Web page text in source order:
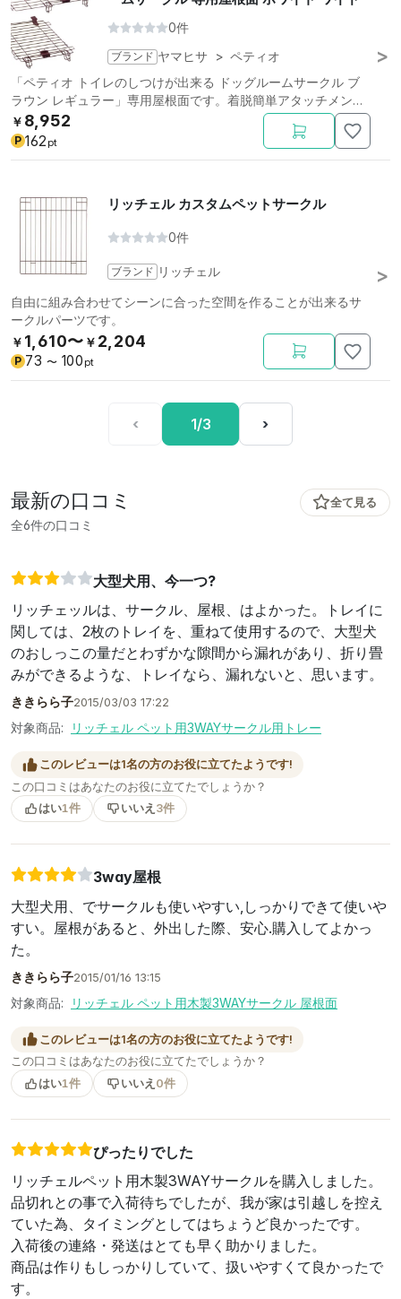
0件
ブランド ヤマヒサ > ペティオ
「ペティオ トイレのしつけが出来る ドッグルームサークル ブ
ラウン レギュラー」専用屋根面です。着脱簡単アタッチメント
付き。
￥ 8,952
P 162 pt
リッチェル カスタムペットサークル
0件
ブランド リッチェル
自由に組み合わせてシーンに合った空間を作ることが出来るサ
ークルパーツです。
￥ 1,610〜 ￥ 2,204
P 73 〜 100 pt
‹ 1/3 ›
最新の口コミ
全6件の口コミ
全て見る
大型犬用、今一つ?
リッチェッルは、サークル、屋根、はよかった。トレイに
関しては、2枚のトレイを、重ねて使用するので、大型犬
のおしっこの量だとわずかな隙間から漏れがあり、折り畳
みができるような、トレイなら、漏れないと、思います。
ききらら子2015/03/03 17:22
対象商品: リッチェル ペット用3WAYサークル用トレー
このレビューは1名の方のお役に立てたようです!
この口コミはあなたのお役に立てたでしょうか？
はい1件 いいえ 3件
3way屋根
大型犬用、でサークルも使いやすい,しっかりできて使いや
すい。屋根があると、外出した際、安心.購入してよかっ
た。
ききらら子2015/01/16 13:15
対象商品: リッチェル ペット用木製3WAYサークル 屋根面
このレビューは1名の方のお役に立てたようです!
この口コミはあなたのお役に立てたでしょうか？
はい1件 いいえ 0件
ぴったりでした
リッチェルペット用木製3WAYサークルを購入しました。
品切れとの事で入荷待ちでしたが、我が家は引越しを控え
ていた為、タイミングとしてはちょうど良かったです。
入荷後の連絡・発送はとても早く助かりました。
商品は作りもしっかりしていて、扱いやすくて良かったで
す。